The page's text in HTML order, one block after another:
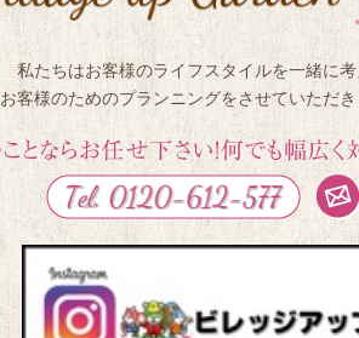
私たちはお客様のライフスタイルを一緒に
お客様のためのプランニングをさせていただ